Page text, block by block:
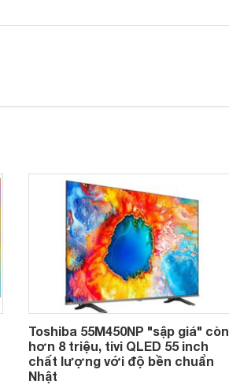
Toshiba 55M450NP "sập giá" còn
hơn 8 triệu, tivi QLED 55 inch
chất lượng với độ bền chuẩn
Nhật